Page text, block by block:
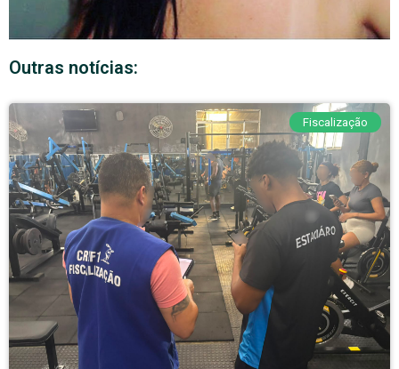
Outras notícias:
Fiscalização